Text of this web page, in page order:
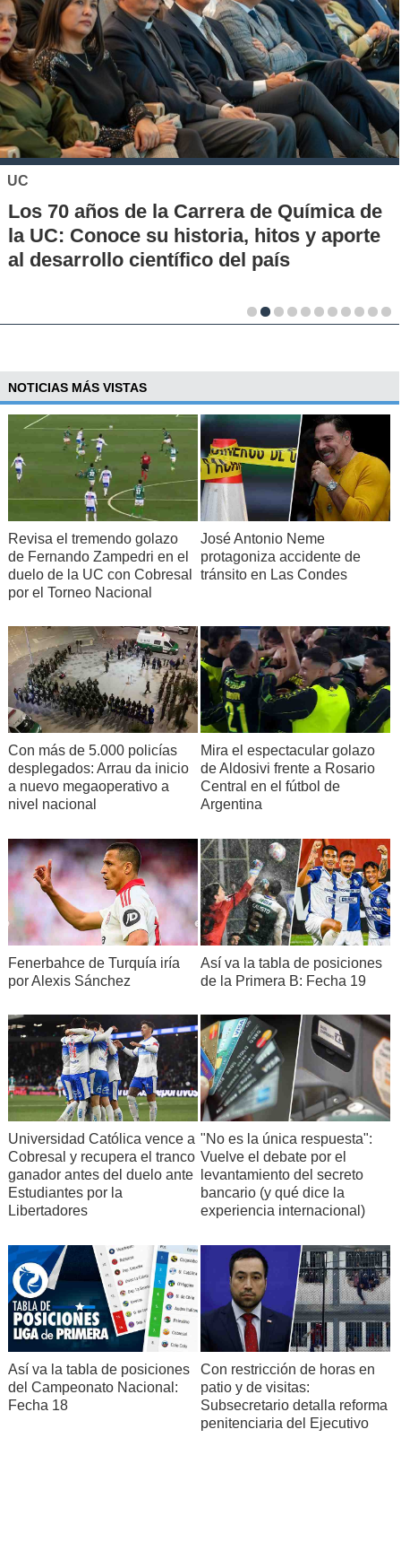
UC
Los 70 años de la Carrera de Química de
la UC: Conoce su historia, hitos y aporte
al desarrollo científico del país
NOTICIAS MÁS VISTAS
Revisa el tremendo golazo
de Fernando Zampedri en el
duelo de la UC con Cobresal
por el Torneo Nacional
José Antonio Neme
protagoniza accidente de
tránsito en Las Condes
Con más de 5.000 policías
desplegados: Arrau da inicio
a nuevo megaoperativo a
nivel nacional
Mira el espectacular golazo
de Aldosivi frente a Rosario
Central en el fútbol de
Argentina
Fenerbahce de Turquía iría
por Alexis Sánchez
Así va la tabla de posiciones
de la Primera B: Fecha 19
Universidad Católica vence a
Cobresal y recupera el tranco
ganador antes del duelo ante
Estudiantes por la
Libertadores
"No es la única respuesta":
Vuelve el debate por el
levantamiento del secreto
bancario (y qué dice la
experiencia internacional)
Así va la tabla de posiciones
del Campeonato Nacional:
Fecha 18
Con restricción de horas en
patio y de visitas:
Subsecretario detalla reforma
penitenciaria del Ejecutivo